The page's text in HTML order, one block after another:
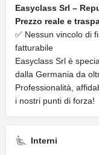
Easyclass Srl –
Prezzo reale e
✅ Nessun vincolo di
fatturabile
Easyclass Srl è
dalla Germania da
Professionalità,
i nostri punti di forza!
Interni